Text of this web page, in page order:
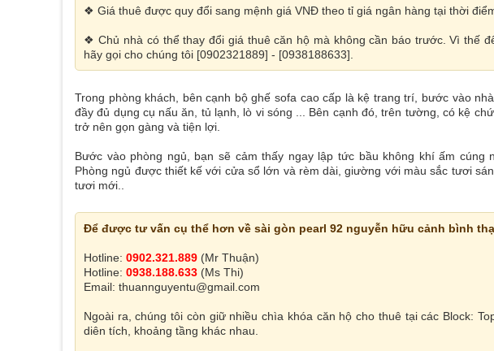
❖ Giá thuê được quy đổi sang mệnh giá VNĐ theo tỉ giá ngân hàng tại thời
❖ Chủ nhà có thể thay đổi giá thuê căn hộ mà không cần báo trước. Vì thế
hãy gọi cho chúng tôi [0902321889] - [0938188633].
Trong phòng khách, bên cạnh bộ ghế sofa cao cấp là kệ trang trí, bước vào
đầy đủ dụng cụ nấu ăn, tủ lạnh, lò vi sóng ... Bên cạnh đó, trên tường, có kệ
trở nên gọn gàng và tiện lợi.
Bước vào phòng ngủ, bạn sẽ cảm thấy ngay lập tức bầu không khí ấm
Phòng ngủ được thiết kế với cửa sổ lớn và rèm dài, giường với màu sắc tươi
tươi mới..
Để được tư vấn cụ thể hơn về sài gòn pearl 92 nguyễn hữu cảnh bình
Hotline: 0902.321.889 (Mr Thuận)
Hotline: 0938.188.633 (Ms Thi)
Email: thuannguyentu@gmail.com
Ngoài ra, chúng tôi còn giữ nhiều chìa khóa căn hộ cho thuê tại các Block:
diên tích, khoảng tầng khác nhau.